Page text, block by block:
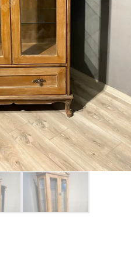
Parolanızı mı unuttunuz?
Hesap Oluştur